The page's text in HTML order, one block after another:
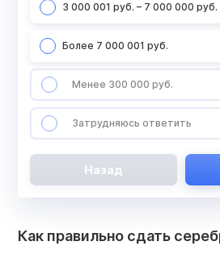
3 000 001 руб. – 7 000 000 руб.
Более 7 000 001 руб.
Менее 300 000 руб.
Затрудняюсь ответить
Назад
Как правильно сдать